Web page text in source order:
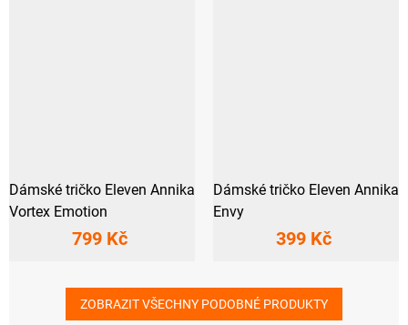
Dámské tričko Eleven Annika
Vortex Emotion
799 Kč
Dámské tričko Eleven Annika
Envy
399 Kč
ZOBRAZIT VŠECHNY PODOBNÉ PRODUKTY